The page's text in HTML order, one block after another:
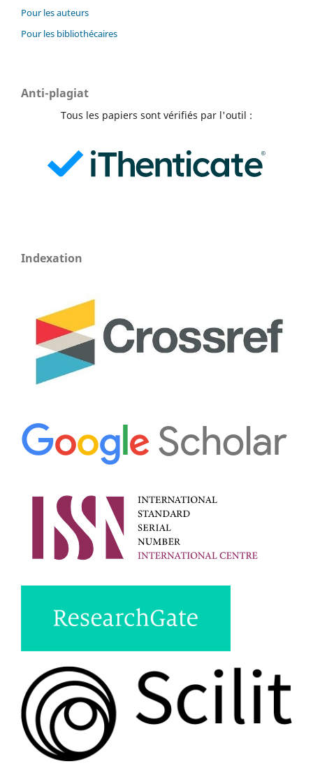
Pour les auteurs
Pour les bibliothécaires
Anti-plagiat
Tous les papiers sont vérifiés par l'outil :
Indexation